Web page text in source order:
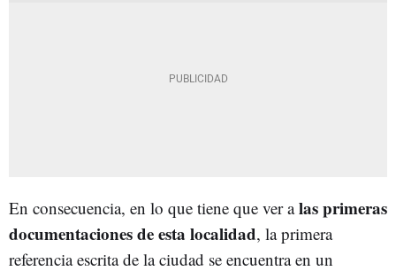
En consecuencia, en lo que tiene que ver alas primeras
documentaciones de esta localidad, la primera
referencia escrita de la ciudad se encuentra en un